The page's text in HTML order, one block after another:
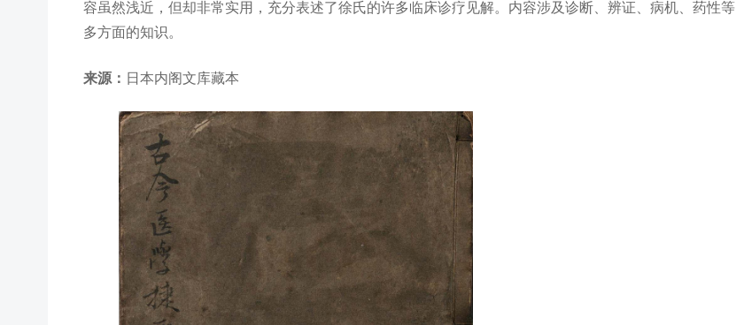
容虽然浅近，但却非常实用，充分表述了徐氏的许多临床诊疗见解。内容涉及诊断、辨证、病机、药性等
多方面的知识。
来源： 日本内阁文库藏本